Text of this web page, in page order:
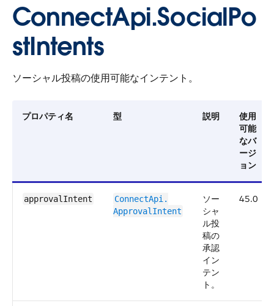
ConnectApi.SocialPo
stIntents
ソーシャル投稿の使用可能なインテント。
プロパティ名 型 説明
使用
可能
なバ
ージ
ョン
approvalIntent
ConnectApi.​
ApprovalIntent
ソー
シャ
ル投
稿の
承認
イン
テン
ト。
45.0